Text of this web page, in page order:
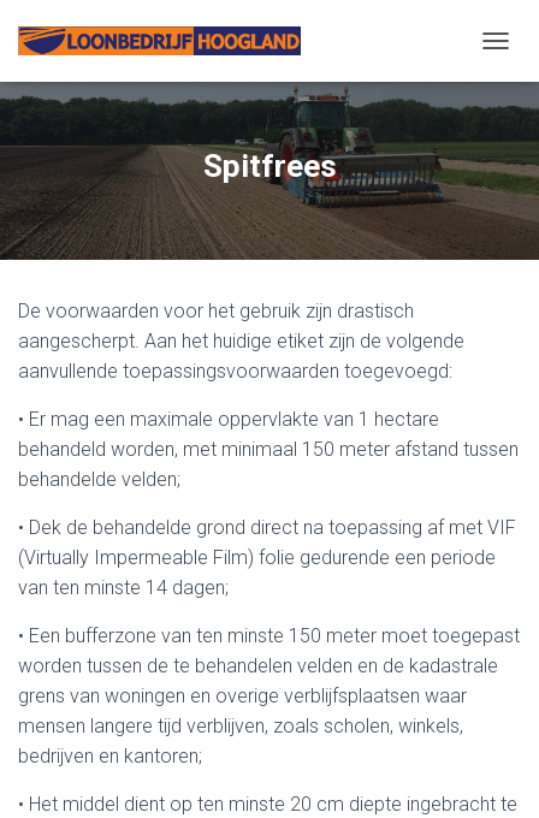
A
V
A
E
W
Spitfrees
De voorwaarden voor het gebruik zijn drastisch
aangescherpt. Aan het huidige etiket zijn de volgende
aanvullende toepassingsvoorwaarden toegevoegd:
• Er mag een maximale oppervlakte van 1 hectare
behandeld worden, met minimaal 150 meter afstand tussen
behandelde velden;
• Dek de behandelde grond direct na toepassing af met VIF
(Virtually Impermeable Film) folie gedurende een periode
van ten minste 14 dagen;
• Een bufferzone van ten minste 150 meter moet toegepast
worden tussen de te behandelen velden en de kadastrale
grens van woningen en overige verblijfsplaatsen waar
mensen langere tijd verblijven, zoals scholen, winkels,
bedrijven en kantoren;
• Het middel dient op ten minste 20 cm diepte ingebracht te